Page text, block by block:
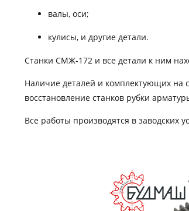
валы, оси;
кулисы, и другие детали.
Станки СМЖ-172 и все детали к ним
Наличие деталей и комплектующих на
восстановление станков рубки
Все работы производятся в заводских